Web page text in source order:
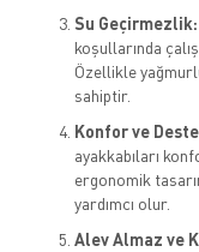
Su Geçirmezlik:
koşullarında
Özellikle
sahiptir.
Konfor ve
ayakkabıları
ergonomik
yardımcı olur.
Alev Almaz ve